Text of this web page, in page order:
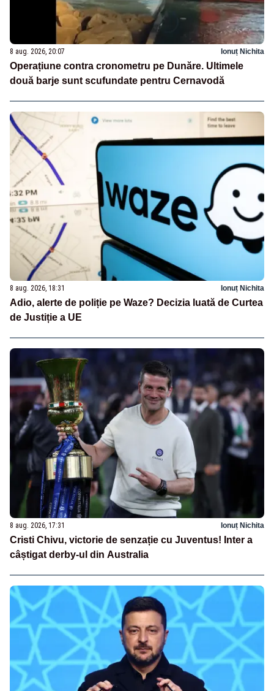
8 aug. 2026, 20:07 Ionuț Nichita
Operațiune contra cronometru pe Dunăre. Ultimele
două barje sunt scufundate pentru Cernavodă
8 aug. 2026, 18:31 Ionuț Nichita
Adio, alerte de poliție pe Waze? Decizia luată de Curtea
de Justiție a UE
8 aug. 2026, 17:31 Ionuț Nichita
Cristi Chivu, victorie de senzație cu Juventus! Inter a
câștigat derby-ul din Australia